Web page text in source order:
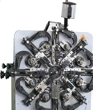
বাড়ি
পণ্য
Reserved.